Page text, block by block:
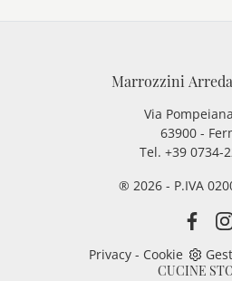
Marrozzini
Via
63900 -
Tel. +39 0734-
® 2026 - P.IVA
Privacy - Cookie
CUCINE